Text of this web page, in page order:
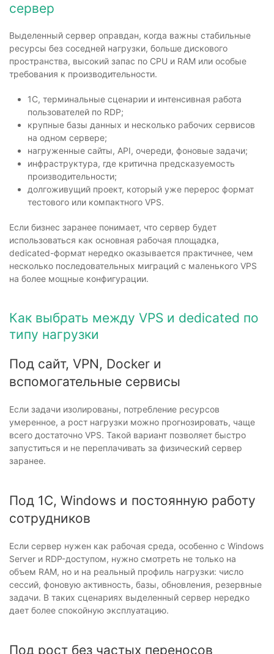
сервер
Выделенный сервер оправдан, когда важны стабильные
ресурсы без соседней нагрузки, больше дискового
пространства, высокий запас по CPU и RAM или особые
требования к производительности.
1С, терминальные сценарии и интенсивная работа
пользователей по RDP;
крупные базы данных и несколько рабочих сервисов
на одном сервере;
нагруженные сайты, API, очереди, фоновые задачи;
инфраструктура, где критична предсказуемость
производительности;
долгоживущий проект, который уже перерос формат
тестового или компактного VPS.
Если бизнес заранее понимает, что сервер будет
использоваться как основная рабочая площадка,
dedicated-формат нередко оказывается практичнее, чем
несколько последовательных миграций с маленького VPS
на более мощные конфигурации.
Как выбрать между VPS и dedicated по
типу нагрузки
Под сайт, VPN, Docker и
вспомогательные сервисы
Если задачи изолированы, потребление ресурсов
умеренное, а рост нагрузки можно прогнозировать, чаще
всего достаточно VPS. Такой вариант позволяет быстро
запуститься и не переплачивать за физический сервер
заранее.
Под 1С, Windows и постоянную работу
сотрудников
Если сервер нужен как рабочая среда, особенно с Windows
Server и RDP-доступом, нужно смотреть не только на
объем RAM, но и на реальный профиль нагрузки: число
сессий, фоновую активность, базы, обновления, резервные
задачи. В таких сценариях выделенный сервер нередко
дает более спокойную эксплуатацию.
Под рост без частых переносов